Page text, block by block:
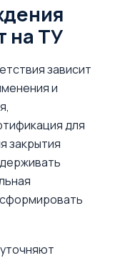
на ТУ
зависит
и
для
закрытия